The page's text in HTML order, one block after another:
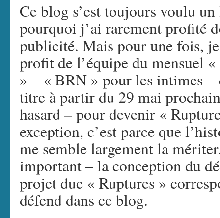
Ce blog s’est toujours voulu
pourquoi j’ai rarement profité
publicité. Mais pour une fois,
profit de l’équipe du mensuel
» – « BRN » pour les intimes
titre à partir du 29 mai
hasard – pour devenir «
exception, c’est parce que
me semble largement la
important – la conception du
projet due « Ruptures »
défend dans ce blog.